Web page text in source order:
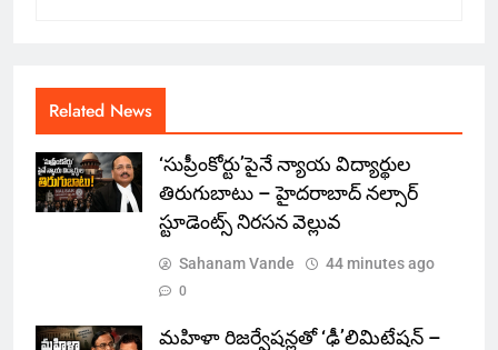
Related News
‘సుప్రీంకోర్టు’పైనే న్యాయ విద్యార్థుల
తిరుగుబాటు – హైదరాబాద్ నల్సార్
స్టూడెంట్స్ నిరసన వెల్లువ
Sahanam Vande 44 minutes ago
0
మహిళా రిజర్వేషన్లతో ‘ఢీ’లిమిటేషన్ –